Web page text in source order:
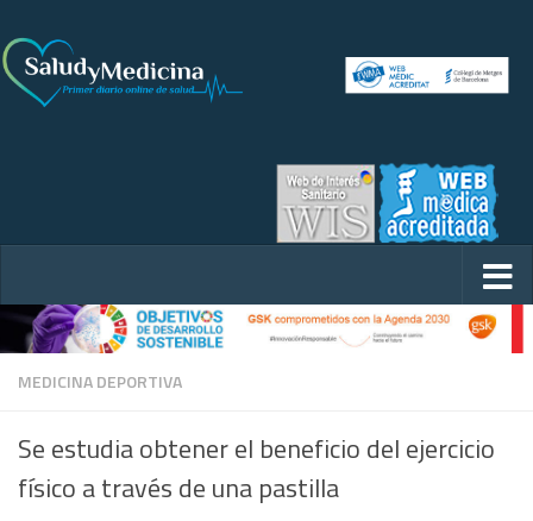
MEDICINA DEPORTIVA
Se estudia obtener el beneficio del ejercicio
físico a través de una pastilla